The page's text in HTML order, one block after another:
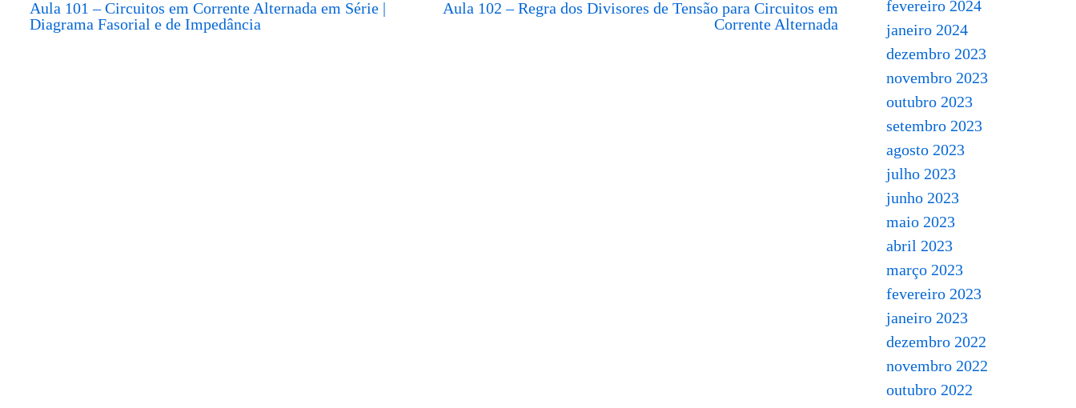
Aula 101 – Circuitos em Corrente Alternada em Série |
Diagrama Fasorial e de Impedância
Aula 102 – Regra dos Divisores de Tensão para Circuitos em
Corrente Alternada
fevereiro 2024
janeiro 2024
dezembro 2023
novembro 2023
outubro 2023
setembro 2023
agosto 2023
julho 2023
junho 2023
maio 2023
abril 2023
março 2023
fevereiro 2023
janeiro 2023
dezembro 2022
novembro 2022
outubro 2022